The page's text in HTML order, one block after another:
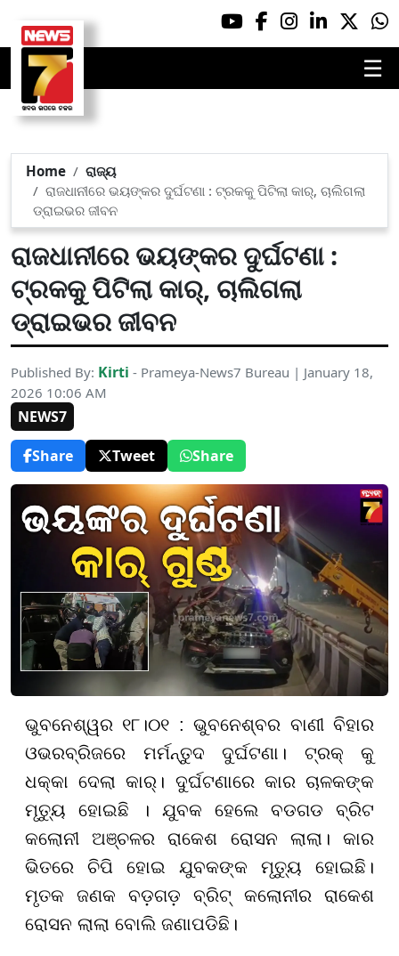
☰
Home
ରାଜ୍ୟ
ରାଜଧାନୀରେ ଭୟଙ୍କର ଦୁର୍ଘଟଣା : ଟ୍ରକକୁ ପିଟିଲା କାର୍‌, ଚାଲିଗଲା
ଡ୍ରାଇଭର ଜୀବନ
ରାଜଧାନୀରେ ଭୟଙ୍କର ଦୁର୍ଘଟଣା :
ଟ୍ରକକୁ ପିଟିଲା କାର୍‌, ଚାଲିଗଲା
ଡ୍ରାଇଭର ଜୀବନ
Published By: Kirti - Prameya-News7 Bureau | January 18,
2026 10:06 AM
NEWS7
Share
Tweet Share
ଭୁବନେଶ୍ୱର ୧୮।୦୧ : ଭୁବନେଶ୍ବର ବାଣୀ ବିହାର
ଓଭରବ୍ରିଜରେ ମର୍ମନ୍ତୁଦ ଦୁର୍ଘଟଣା। ଟ୍ରକ୍ କୁ
ଧକ୍କା ଦେଲା କାର୍। ଦୁର୍ଘଟଣାରେ କାର ଚାଳକଙ୍କ
ମୃତ୍ୟୁ ହୋଇଛି । ଯୁବକ ହେଲେ ବଡଗଡ ବ୍ରିଟ
କଲୋନୀ ଅଞ୍ଚଳର ରାକେଶ ରୋସନ ଲାଲା। କାର
ଭିତରେ ଚିପି ହୋଇ ଯୁବକଙ୍କ ମୃତ୍ୟୁ ହୋଇଛି।
ମୃତକ ଜଣକ ବଡ଼ଗଡ଼ ବ୍ରିଟ୍ କଲୋନୀର ରାକେଶ
ରୋସନ ଲାଲା ବୋଲି ଜଣାପଡିଛି।